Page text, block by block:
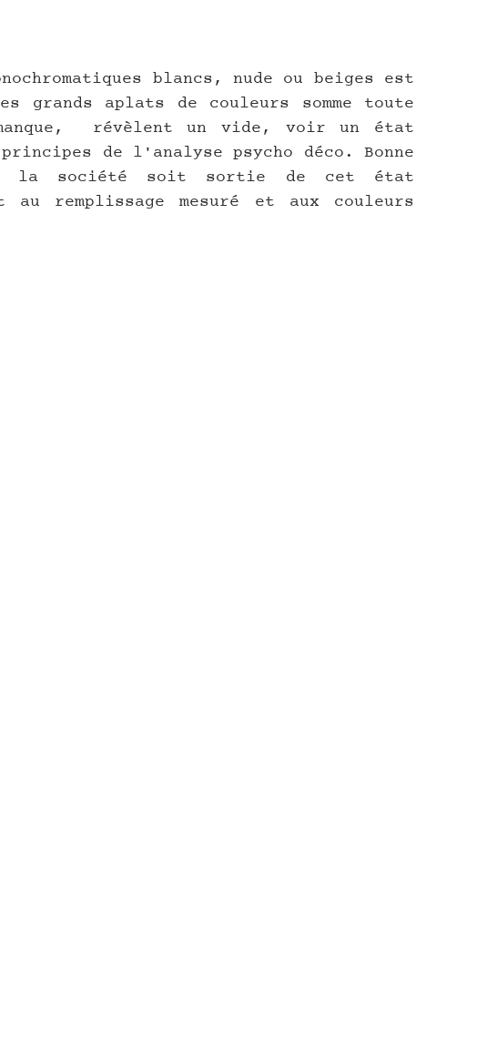
blancs, nude ou beiges est
grands aplats de couleurs somme toute
révèlent un vide, voir un état
de l'analyse psycho déco. Bonne
la société soit sortie de cet état
remplissage mesuré et aux couleurs